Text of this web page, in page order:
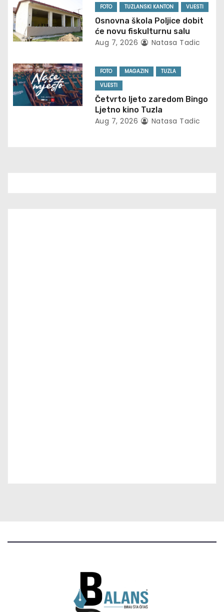
t
i
n
FOTO TUZLANSKI KANTON VIJESTI
Osnovna škola Poljice dobit
će novu fiskulturnu salu
Aug 7, 2026 Natasa Tadic
FOTO MAGAZIN
TUZLA
VIJESTI
Četvrto ljeto zaredom Bingo
Ljetno kino Tuzla
Aug 7, 2026 Natasa Tadic